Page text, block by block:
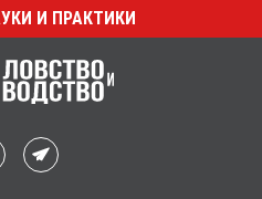
И ПРАКТИКИ